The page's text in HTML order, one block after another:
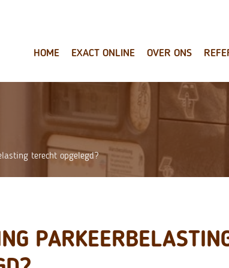
HOME EXACT ONLINE OVER ONS
terecht opgelegd?